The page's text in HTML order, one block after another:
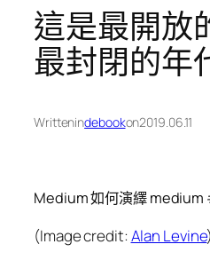
這是最開放
最封閉的年
Writtenindebookon2019.06.11
Medium 如何演繹
(Image credit: Alan Levine)